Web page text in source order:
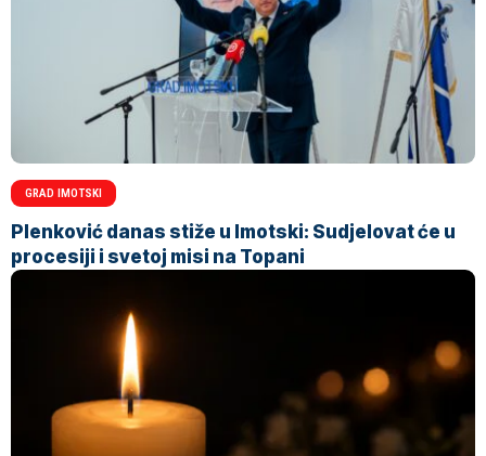
GRAD IMOTSKI
Plenković danas stiže u Imotski: Sudjelovat će u
procesiji i svetoj misi na Topani